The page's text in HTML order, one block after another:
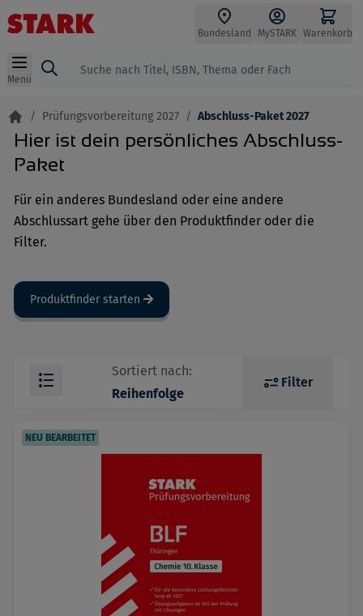
Zum Inhalt springen
Bundesland MySTARK Warenkorb
Menü
Suche
/ Prüfungsvorbereitung 2027 / Abschluss-Paket 2027
Hier ist dein persönliches Abschluss-
Paket
Für ein anderes Bundesland oder eine andere
Abschlussart gehe über den Produktfinder oder die
Filter.
Produktfinder starten
Sortiert nach:
Reihenfolge
Filter
NEU BEARBEITET